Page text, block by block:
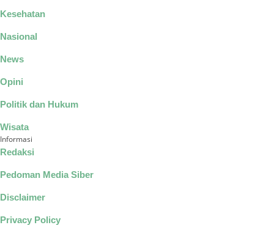
Kesehatan
Nasional
News
Opini
Politik dan Hukum
Wisata
Informasi
Redaksi
Pedoman Media Siber
Disclaimer
Privacy Policy